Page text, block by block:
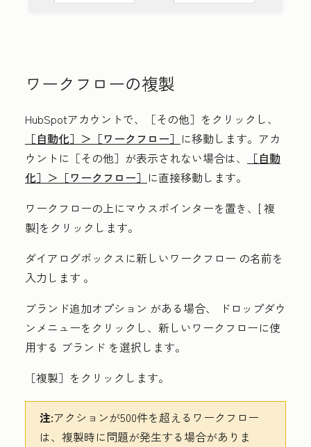
ワークフローの複製
HubSpotアカウントで、
［その他］をクリックし、
［自動化］＞ ［ワークフロー］ に移動します。アカ
ウントに ［その他］が表示されない場合は、
［自動
化］＞ ［ワークフロー］ に直接移動します。
ワークフローの上にマウスポインターを置き、[複
製]をクリックします。
ダイアログボックスに新しいワークフロー の名前を
入力します 。
ブランド追加オプション がある場合、
ドロップダウ
ンメニューをクリックし、新しいワークフローに使
用する ブランド を選択します。
［複製］をクリックします。
注:アクションが500件を超えるワークフロー
は、複製時に問題が発生する場合がありま